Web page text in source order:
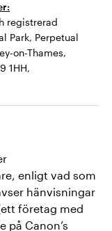
registrerad
Park, Perpetual
on-Thames,
1HH,
enligt vad som
hänvisningar
företag med
på Canon’s